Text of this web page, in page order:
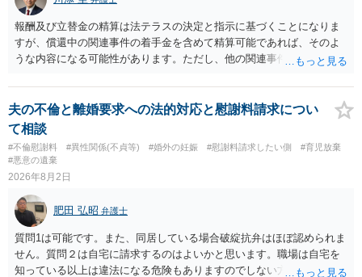
う。慰謝料請求としては証拠として使えることが前提であり，その価
値と夫との関係との均衡のように思います。 ③行政書士に委任をして
いるのであれば，どのような内容の委任なのか不明ですが，その行政
書士との協議になると思います。請求するか，訴訟にするか，その点
の見極めや，相手方は性交類似行為は認めているのか，それさえも否
定しているのかによって，考え方・進め方は変わってくると思いま
す。 ④性交類似行為を認めているにもかかわらず支払を拒否するので
あれば，本人（行政書士でも同じだと思います。）への対応ではあま
り変わらないように思います。減額で折り合えるなら本人様の交渉で
もよいように思いますが，ゼロかどうかの観点であれば，訴訟に進む
しかなくなるようにも思います。そうしますと，お近くの弁護士に相
談して進めることを検討した方がよいようにも思います。
報酬及び立替金の精算は法テラスの決定と指示に基づくことになりま
すが、償還中の関連事件の着手金を含めて精算可能であれば、そのよ
うな内容になる可能性があります。ただし、他の関連事件でも相手方
情によって対応が違いますので、法テラスへお尋ねいただいた方が確
実です。
夫の不倫と離婚要求への法的対応と慰謝料請求につい
て相談
#不倫慰謝料 #異性関係(不貞等) #婚外の妊娠 #慰謝料請求したい側
#育児放棄
#悪意の遺棄
2026年8月2日
肥田 弘昭 弁護士
質問1は可能です。また、同居している場合破綻抗弁はほぼ認められま
せん。質問２は自宅に請求するのはよいかと思います。職場は自宅を
知っている以上は違法になる危険もありますのでしない方が良いで